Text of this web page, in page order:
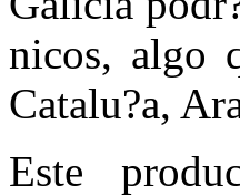
nicos, algo
Catalu?a,
Este